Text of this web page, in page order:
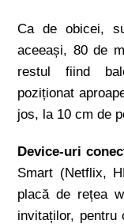
Ca de obicei,
aceeași, 80 de
restul fiind
poziționat
jos, la 10 cm de
Device-uri
Smart (Netflix,
placă de rețea
invitaților,